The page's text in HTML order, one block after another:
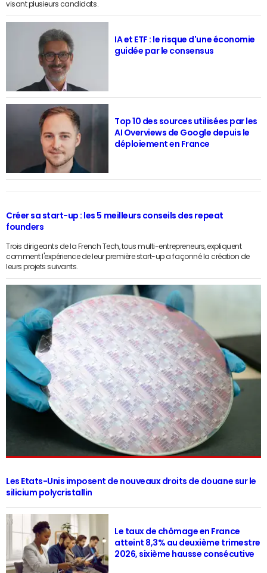
visant plusieurs candidats.
IA et ETF : le risque d'une économie
guidée par le consensus
Top 10 des sources utilisées par les
AI Overviews de Google depuis le
déploiement en France
Créer sa start-up : les 5 meilleurs conseils des repeat
founders
Trois dirigeants de la French Tech, tous multi-entrepreneurs, expliquent
comment l'expérience de leur première start-up a façonné la création de
leurs projets suivants.
Les Etats-Unis imposent de nouveaux droits de douane sur le
silicium polycristallin
Le taux de chômage en France
atteint 8,3% au deuxième trimestre
2026, sixième hausse consécutive